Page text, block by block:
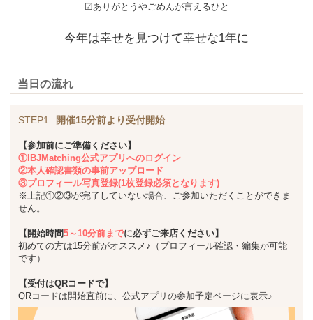
☑ありがとうやごめんが言えるひと
今年は幸せを見つけて幸せな1年に
当日の流れ
STEP1 開催15分前より受付開始
【参加前にご準備ください】
①IBJMatching公式アプリへのログイン
②本人確認書類の事前アップロード
③プロフィール写真登録(1枚登録必須となります)
※上記①②③が完了していない場合、ご参加いただくことができま
せん。
【開始時間5～10分前までに必ずご来店ください】
初めての方は15分前がオススメ♪（プロフィール確認・編集が可能
です）
【受付はQRコードで】
QRコードは開始直前に、公式アプリの参加予定ページに表示♪